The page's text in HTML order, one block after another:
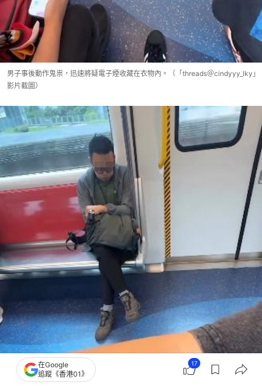
男子事後動作鬼祟，迅速將疑電子煙收藏在衣物內。（「threads＠cindyyy_lky」
影片截圖）
在Google
追蹤《香港01》
17